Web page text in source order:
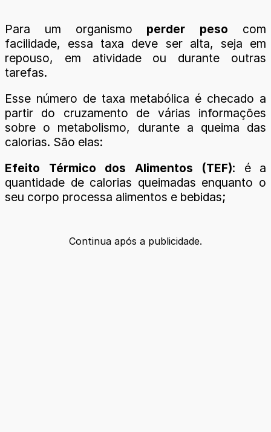
Para um organismo perder peso com
facilidade, essa taxa deve ser alta, seja em
repouso, em atividade ou durante outras
tarefas.
Esse número de taxa metabólica é checado a
partir do cruzamento de várias informações
sobre o metabolismo, durante a queima das
calorias. São elas:
Efeito Térmico dos Alimentos (TEF): é a
quantidade de calorias queimadas enquanto o
seu corpo processa alimentos e bebidas;
Continua após a publicidade.